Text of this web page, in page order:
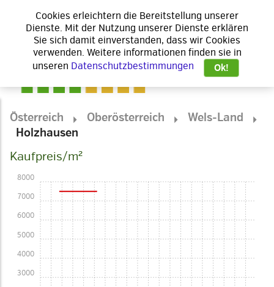
Österreich Oberösterreich
Wels-Land
Holzhausen
Kaufpreis/m²
3000
4000
5000
6000
7000
8000
Cookies erleichtern die Bereitstellung unserer
Dienste. Mit der Nutzung unserer Dienste erklären
Sie sich damit einverstanden, dass wir Cookies
verwenden. Weitere informationen finden sie in
unseren Datenschutzbestimmungen Ok!